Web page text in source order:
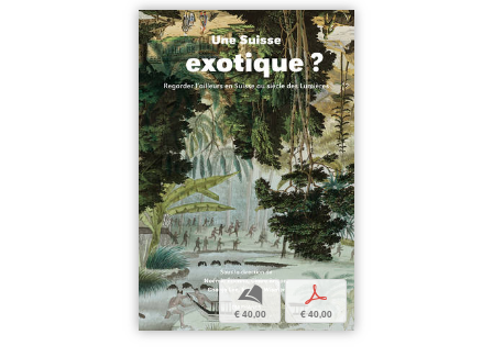
b
€ 40,00
p
€ 40,00